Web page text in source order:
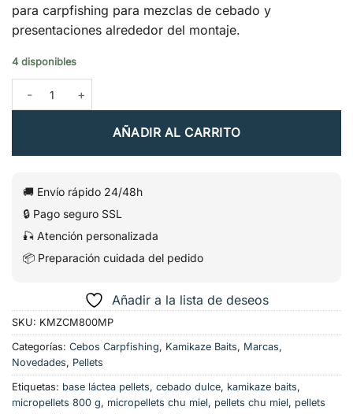
para carpfishing para mezclas de cebado y
presentaciones alrededor del montaje.
4 disponibles
AÑADIR AL CARRITO
🚚 Envío rápido 24/48h
🔒 Pago seguro SSL
🎣 Atención personalizada
📦 Preparación cuidada del pedido
Añadir a la lista de deseos
SKU: KMZCM800MP
Categorías: Cebos Carpfishing, Kamikaze Baits, Marcas,
Novedades, Pellets
Etiquetas: base láctea pellets, cebado dulce, kamikaze baits,
micropellets 800 g, micropellets chu miel, pellets chu miel, pellets